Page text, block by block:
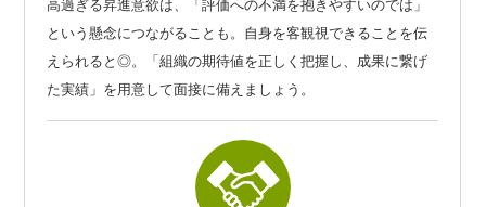
高過ぎる昇進意欲は、「評価への不満を抱きやすいのでは」
という懸念につながることも。自身を客観視できることを伝
えられると◎。「組織の期待値を正しく把握し、成果に繋げ
た実績」を用意して面接に備えましょう。